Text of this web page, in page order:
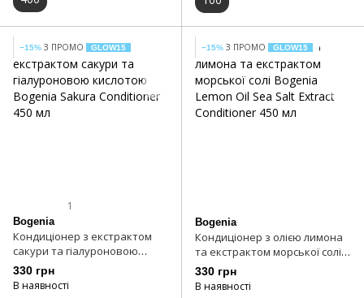
−15% З ПРОМО GLOW15
1
Bogenia
Кондиціонер з екстрактом
сакури та гіалуроновою
кислотою Bogenia Sakura
Conditioner 450 мл
330 грн
В наявності
−15% З ПРОМО GLOW15
Bogenia
Кондиціонер з олією лимона
та екстрактом морської солі
Bogenia Lemon Oil Sea Salt
Extract Conditioner 450 мл
330 грн
В наявності